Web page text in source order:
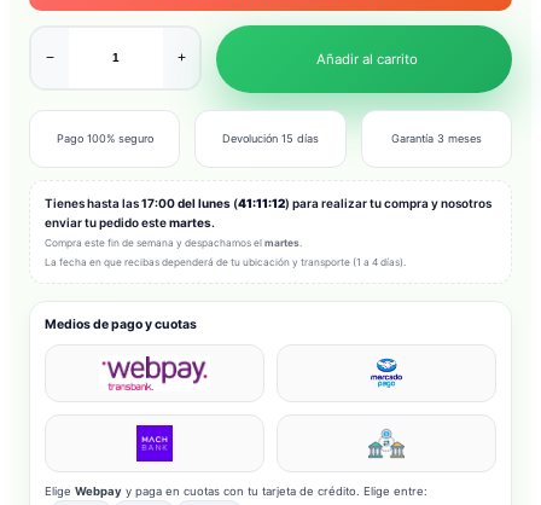
− + Añadir al carrito
Pago 100% seguro Devolución 15 días Garantía 3 meses
Tienes hasta las17:00 del lunes (41:11:10) para realizar tu compra y nosotros
enviar tu pedido estemartes.
Compra este fin de semana y despachamos el martes
La fecha en que recibas dependerá de tu ubicación y transporte (1 a 4 días).
Medios de pago y cuotas
Elige Webpay y paga en cuotas con tu tarjeta de crédito. Elige entre: